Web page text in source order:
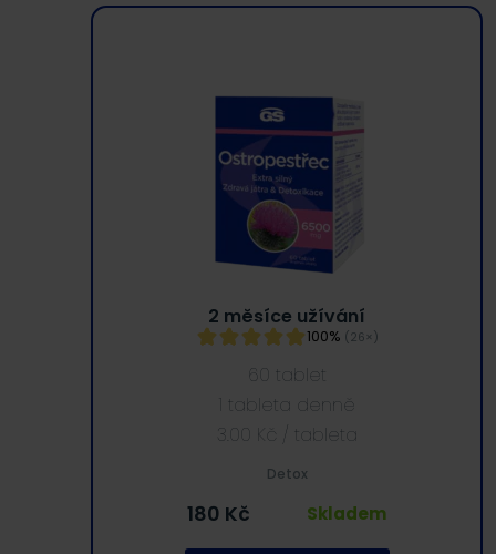
2 měsíce užívání
100% (26×)
60 tablet
1 tableta denně
3.00 Kč / tableta
Detox
180 Kč Skladem